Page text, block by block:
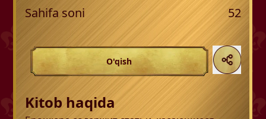
Sahifa soni
52
O'qish
Kitob haqida